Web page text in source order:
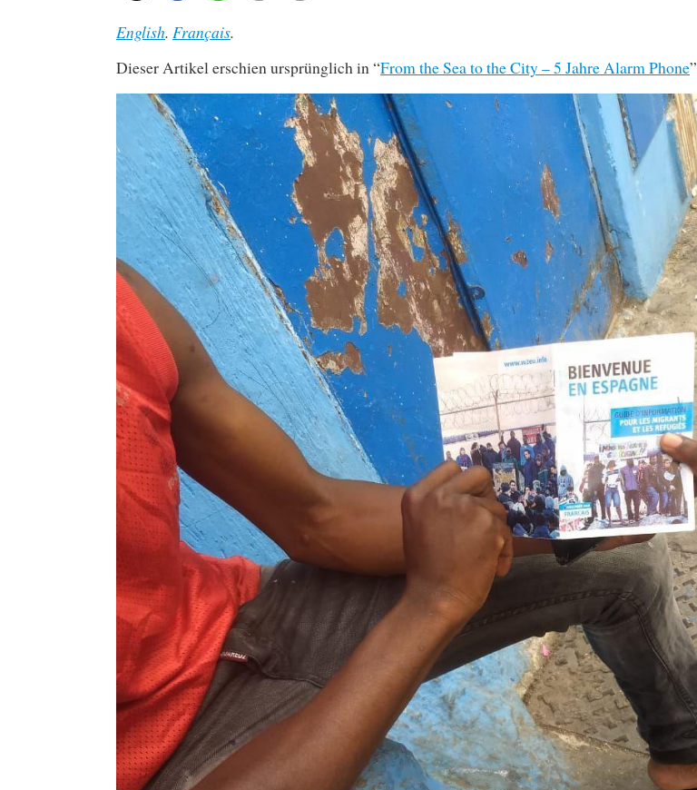
English. Français.
Dieser Artikel erschien ursprünglich in “From the Sea to the City – 5 Jahre Alarm Phone”